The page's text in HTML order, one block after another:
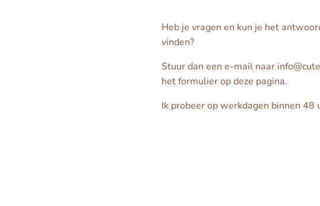
Heb je vragen en kun je het
vinden?
Stuur dan een e-mail naar
het formulier op deze pagina.
Ik probeer op werkdagen binnen 48